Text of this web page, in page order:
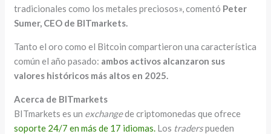
tradicionales como los metales preciosos», comentó Peter
Sumer, CEO de BITmarkets.
Tanto el oro como el Bitcoin compartieron una característica
común el año pasado: ambos activos alcanzaron sus
valores históricos más altos en 2025.
Acerca de BITmarkets
BITmarkets es un exchangede criptomonedas que ofrece
soporte 24/7 en más de 17 idiomas. Los traderspueden